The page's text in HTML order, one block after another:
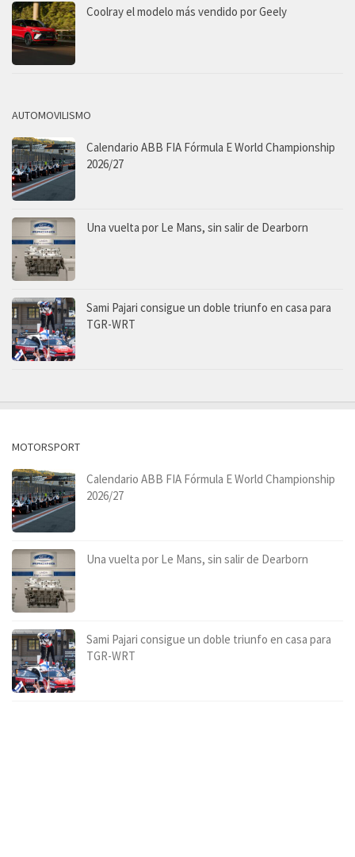
Coolray el modelo más vendido por Geely
AUTOMOVILISMO
Calendario ABB FIA Fórmula E World Championship
2026/27
Una vuelta por Le Mans, sin salir de Dearborn
Sami Pajari consigue un doble triunfo en casa para
TGR-WRT
MOTORSPORT
Calendario ABB FIA Fórmula E World Championship
2026/27
Una vuelta por Le Mans, sin salir de Dearborn
Sami Pajari consigue un doble triunfo en casa para
TGR-WRT